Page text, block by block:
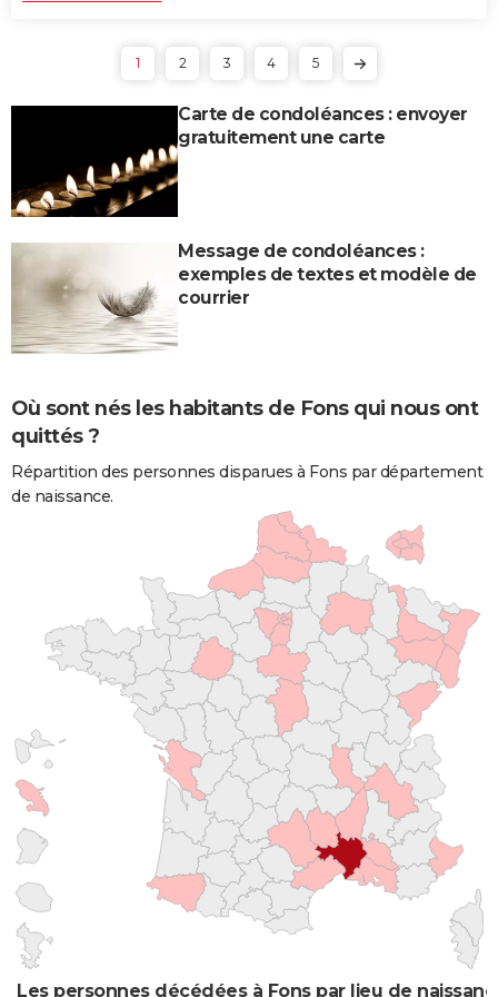
1 2 3 4 5
Carte de condoléances : envoyer
gratuitement une carte
Message de condoléances :
exemples de textes et modèle de
courrier
Où sont nés les habitants de Fons qui nous ont
quittés ?
Répartition des personnes disparues à Fons par département
de naissance.
Les personnes décédées à Fons par lieu de